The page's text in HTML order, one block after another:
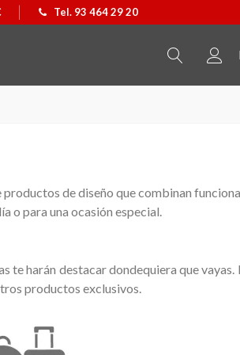
Tel. 93 464 29 20
de diseño que combinan
o para una ocasión especial.
harán destacar dondequiera que vayas.
productos exclusivos.
Colgante Castellers